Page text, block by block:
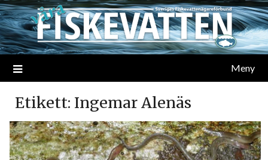
Meny
Etikett: Ingemar Alenäs